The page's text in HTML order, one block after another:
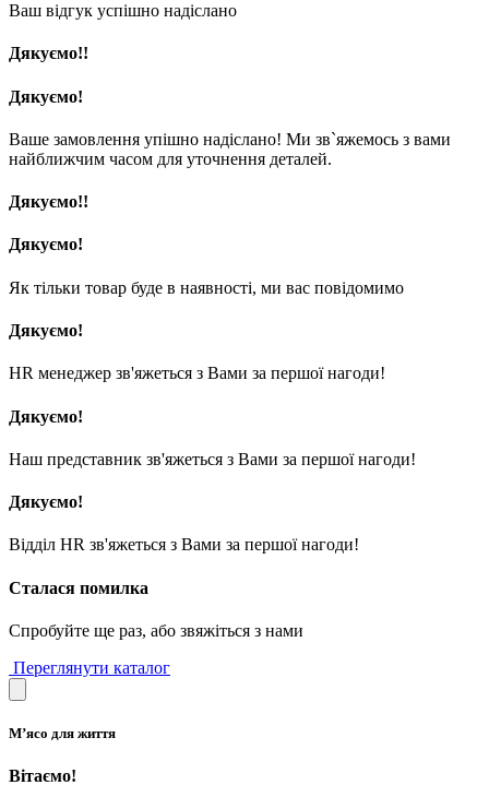
Ваш відгук успішно надіслано
Дякуємо!!
Дякуємо!
Ваше замовлення упішно надіслано! Ми зв`яжемось з вами
найближчим часом для уточнення деталей.
Дякуємо!!
Дякуємо!
Як тільки товар буде в наявності, ми вас повідомимо
Дякуємо!
HR менеджер зв'яжеться з Вами за першої нагоди!
Дякуємо!
Наш представник зв'яжеться з Вами за першої нагоди!
Дякуємо!
Відділ HR зв'яжеться з Вами за першої нагоди!
Сталася помилка
Спробуйте ще раз, або звяжіться з нами
Переглянути каталог
М’ясо для життя
Вітаємо!